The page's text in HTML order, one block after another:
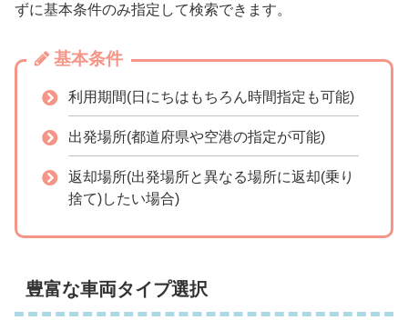
ずに基本条件のみ指定して検索できます。
基本条件
利用期間(日にちはもちろん時間指定も可能)
出発場所(都道府県や空港の指定が可能)
返却場所(出発場所と異なる場所に返却(乗り
捨て)したい場合)
豊富な車両タイプ選択